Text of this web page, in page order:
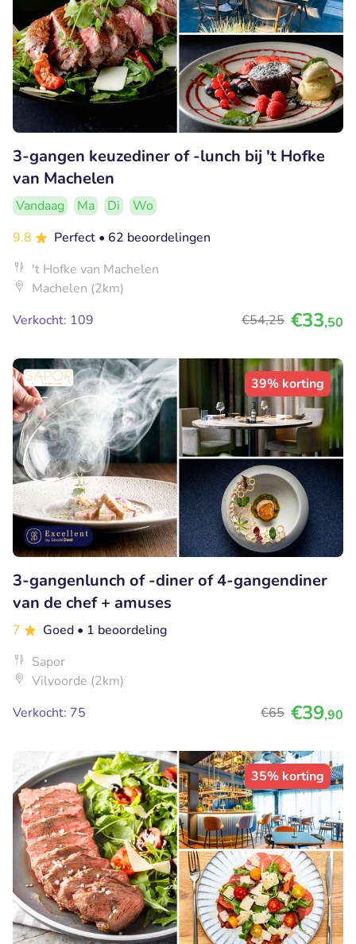
3-gangen keuzediner of -lunch bij 't Hofke
van Machelen
Vandaag Ma Di
Wo
9.8
Perfect • 62 beoordelingen
't Hofke van Machelen
Machelen (2km)
Verkocht: 109
€54,25 €33,50
39% korting
3-gangenlunch of -diner of 4-gangendiner
van de chef + amuses
7 Goed • 1 beoordeling
Sapor
Vilvoorde (2km)
Verkocht: 75
€65 €39,90
35% korting